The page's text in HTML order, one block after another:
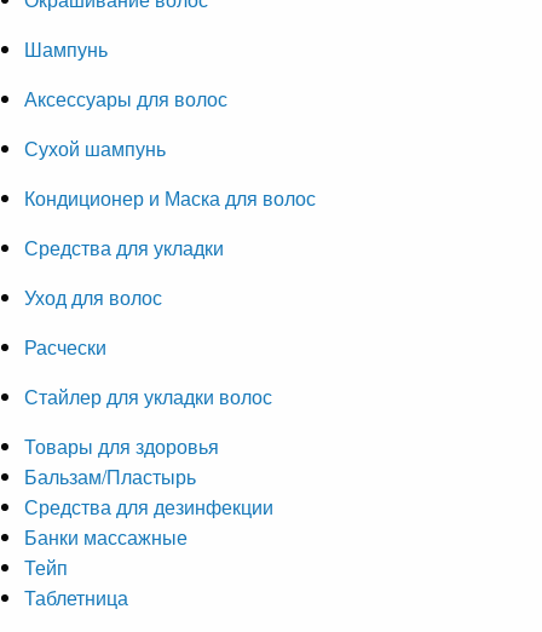
Шампунь
Аксессуары для волос
Сухой шампунь
Кондиционер и Маска для волос
Средства для укладки
Уход для волос
Расчески
Стайлер для укладки волос
Товары для здоровья
Бальзам/Пластырь
Средства для дезинфекции
Банки массажные
Тейп
Таблетница